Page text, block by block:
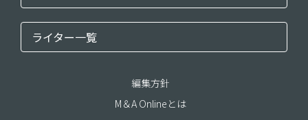
ライター一覧
編集方針
M＆A Onlineとは